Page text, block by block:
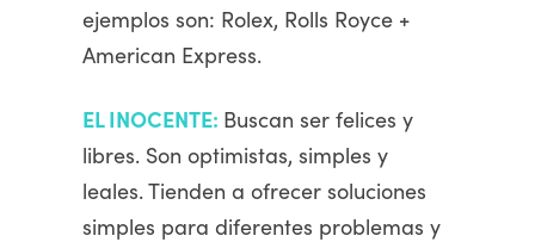
ejemplos son: Rolex, Rolls Royce +
American Express.
EL INOCENTE: Buscan ser felices y
libres. Son optimistas, simples y
leales. Tienden a ofrecer soluciones
simples para diferentes problemas y